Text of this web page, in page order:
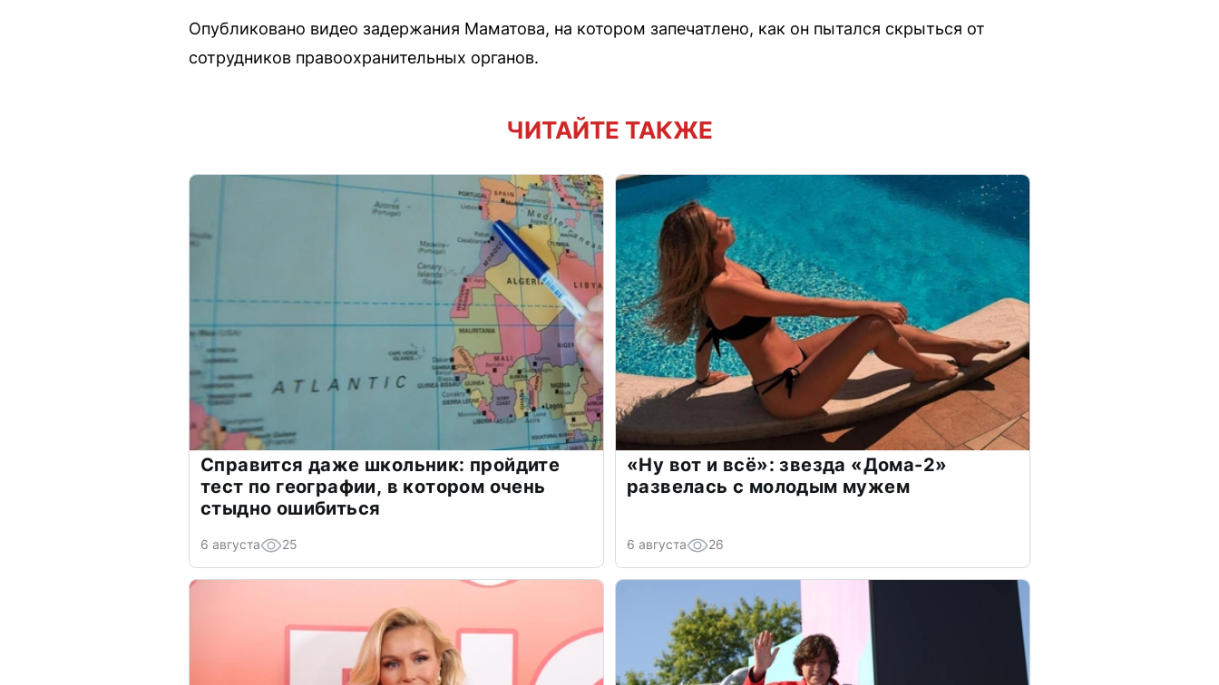
Опубликовано видео задержания Маматова, на котором запечатлено, как он пытался скрыться от
сотрудников правоохранительных органов.
ЧИТАЙТЕ ТАКЖЕ
Справится даже школьник: пройдите
тест по географии, в котором очень
стыдно ошибиться
6 августа 25
«Ну вот и всё»: звезда «Дома-2»
развелась с молодым мужем
6 августа 26